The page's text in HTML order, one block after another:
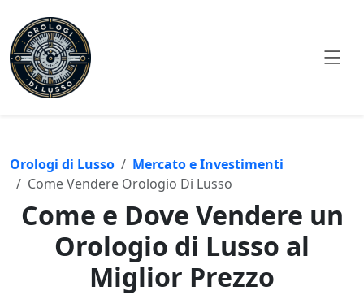
Orologi di Lusso
Mercato e Investimenti
Come Vendere Orologio Di Lusso
Come e Dove Vendere un
Orologio di Lusso al
Miglior Prezzo